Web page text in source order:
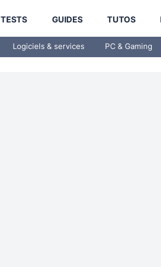
TESTS GUIDES TUTOS
Logiciels & services PC & Gaming